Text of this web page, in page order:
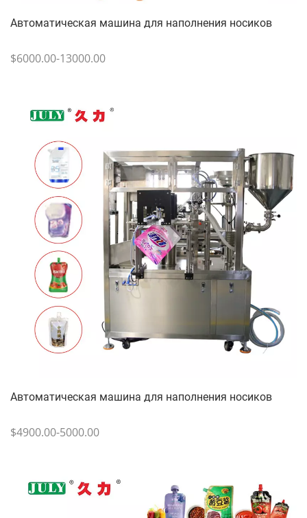
Автоматическая машина для наполнения носиков
$6000.00-13000.00
Автоматическая машина для наполнения носиков
$4900.00-5000.00